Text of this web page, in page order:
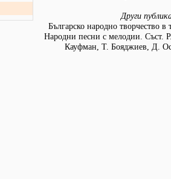
Други
Българско народно творчество в
Народни песни с мелодии. Съст.
Кауфман, Т. Бояджиев, Д.